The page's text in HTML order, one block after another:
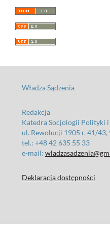
Władza Sądzenia
Redakcja
Katedra Socjologii Polityki i
ul. Rewolucji 1905 r. 41/43,
tel.: +48 42 635 55 33
e-mail:
Deklaracja dostępności